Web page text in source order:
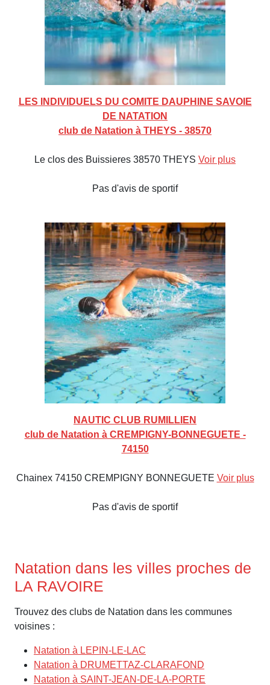
LES INDIVIDUELS DU COMITE DAUPHINE SAVOIE
DE NATATION
club de Natation à THEYS - 38570
Le clos des Buissieres 38570 THEYS Voir plus
Pas d'avis de sportif
NAUTIC CLUB RUMILLIEN
club de Natation à CREMPIGNY-BONNEGUETE -
74150
Chainex 74150 CREMPIGNY BONNEGUETE Voir plus
Pas d'avis de sportif
Natation dans les villes proches de
LA RAVOIRE
Trouvez des clubs de Natation dans les communes
voisines :
Natation à LEPIN-LE-LAC
Natation à DRUMETTAZ-CLARAFOND
Natation à SAINT-JEAN-DE-LA-PORTE